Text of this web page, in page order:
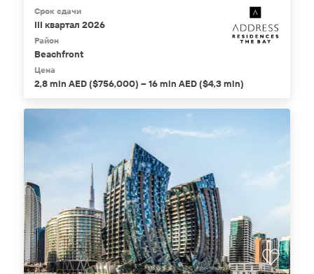
Срок сдачи
III квартал 2026
Район
Beachfront
Цена
2,8 mln AED ($756,000) – 16 mln AED ($4,3 mln)